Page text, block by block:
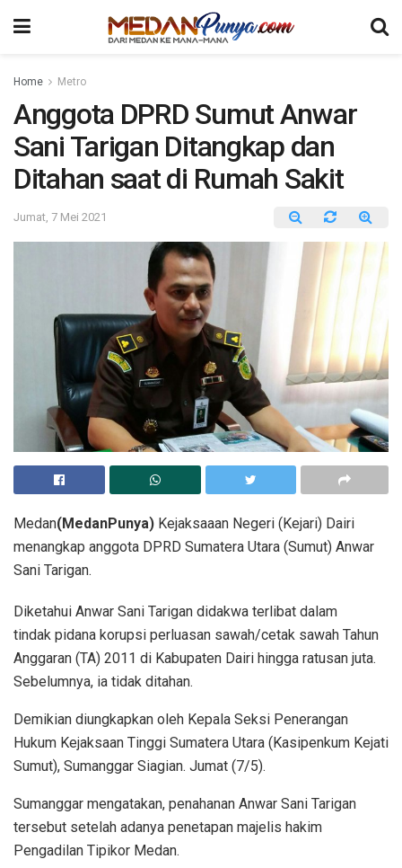
Home Metro
Anggota DPRD Sumut Anwar
Sani Tarigan Ditangkap dan
Ditahan saat di Rumah Sakit
Jumat, 7 Mei 2021
Medan(MedanPunya) Kejaksaaan Negeri (Kejari) Dairi
menangkap anggota DPRD Sumatera Utara (Sumut) Anwar
Sani Tarigan.
Diketahui Anwar Sani Tarigan didakwa terlibat dalam
tindak pidana korupsi perluasan sawah/cetak sawah Tahun
Anggaran (TA) 2011 di Kabupaten Dairi hingga ratusan juta.
Sebelumnya, ia tidak ditahan.
Demikian diungkapkan oleh Kepala Seksi Penerangan
Hukum Kejaksaan Tinggi Sumatera Utara (Kasipenkum Kejati
Sumut), Sumanggar Siagian. Jumat (7/5).
Sumanggar mengatakan, penahanan Anwar Sani Tarigan
tersebut setelah adanya penetapan majelis hakim
Pengadilan Tipikor Medan.